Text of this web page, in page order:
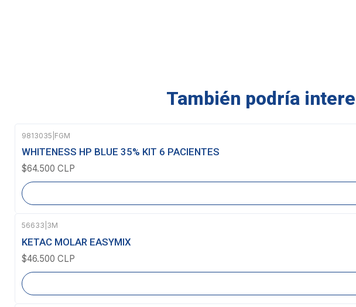
También podría
Agotado
9813035 FGM
WHITENESS HP BLUE 35% KIT 6 PACIENTES
$64.500 CLP
Agotado
56633 3M
KETAC MOLAR EASYMIX
$46.500 CLP